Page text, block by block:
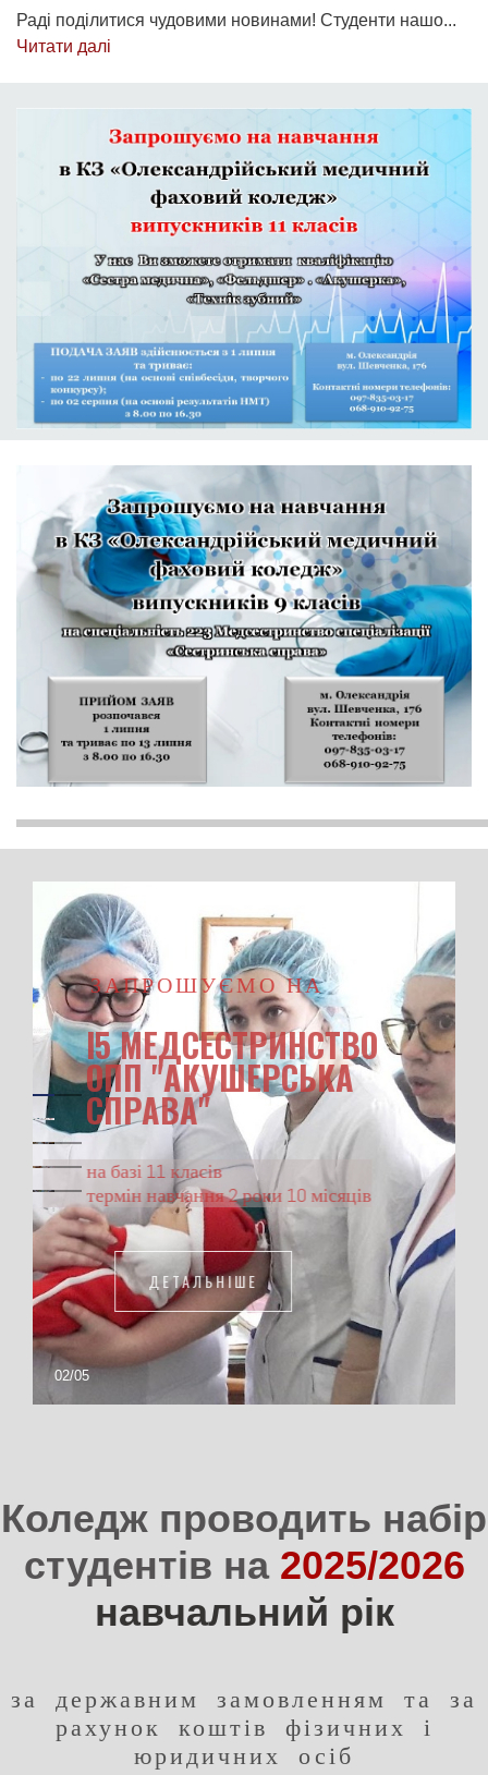
Раді поділитися чудовими новинами! Студенти нашо...
Читати далі
ЗАПРОШУЄМО НА
І5 МЕДСЕСТРИНСТВО
ОПП "АКУШЕРСЬКА
СПРАВА"
на базі 11 класів
термін навчання 2 роки 10 місяців
ДЕТАЛЬНІШЕ
02/05
Коледж проводить набір
студентів на 2025/2026
навчальний рік
за державним замовленням та за
рахунок коштів фізичних і
юридичних осіб